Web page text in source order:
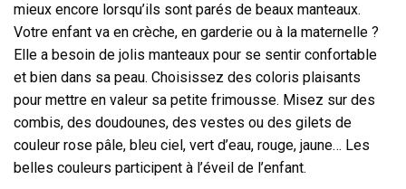
mieux encore lorsqu’ils sont parés de beaux manteaux.
Votre enfant va en crèche, en garderie ou à la maternelle ?
Elle a besoin de jolis manteaux pour se sentir confortable
et bien dans sa peau. Choisissez des coloris plaisants
pour mettre en valeur sa petite frimousse. Misez sur des
combis, des doudounes, des vestes ou des gilets de
couleur rose pâle, bleu ciel, vert d’eau, rouge, jaune… Les
belles couleurs participent à l’éveil de l’enfant.